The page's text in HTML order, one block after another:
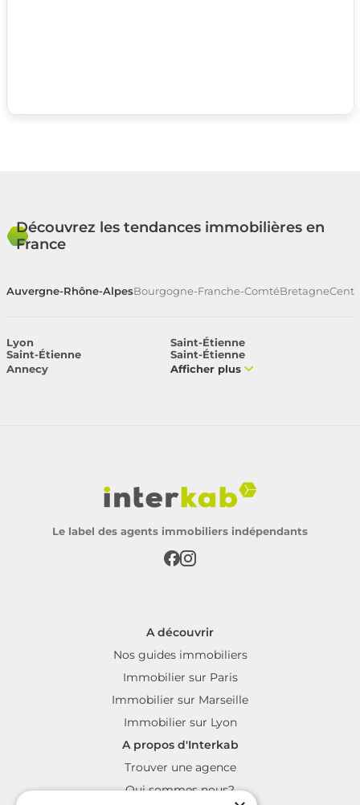
Découvrez les tendances immobilières en
France
Auvergne-Rhône-AlpesBourgogne-Franche-ComtéBretagne
Lyon
Saint-Étienne
Saint-Étienne
Saint-Étienne
Annecy
Afficher plus
Le label des agents immobiliers indépendants
A découvrir
Nos guides immobiliers
Immobilier sur Paris
Immobilier sur Marseille
Immobilier sur Lyon
A propos d'Interkab
Trouver une agence
Qui sommes nous?